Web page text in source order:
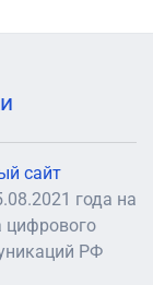
сайт
года на
цифрового
РФ